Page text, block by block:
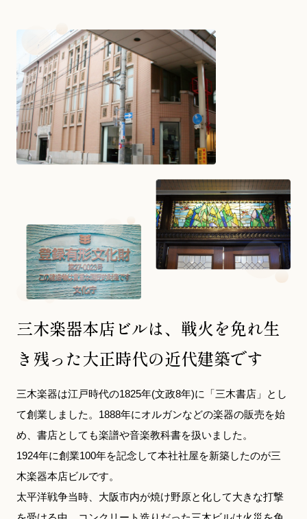
お問い合わせフォーム
大阪・本町のピアノ専門店
三木楽器 開成館
〒541-0057
YouTube 公式チャンネル
三木楽器 開成館
ピアノ弾き比べ、過去のコンサートな
ど動画で発信中！
三木楽器本店ビルは、戦火を免れ生
き残った大正時代の近代建築です
三木楽器は江戸時代の1825年(文政8年)に「三木書店」とし
て創業しました。1888年にオルガンなどの楽器の販売を始
め、書店としても楽譜や音楽教科書を扱いました。
1924年に創業100年を記念して本社社屋を新築したのが三
木楽器本店ビルです。
太平洋戦争当時、大阪市内が焼け野原と化して大きな打撃